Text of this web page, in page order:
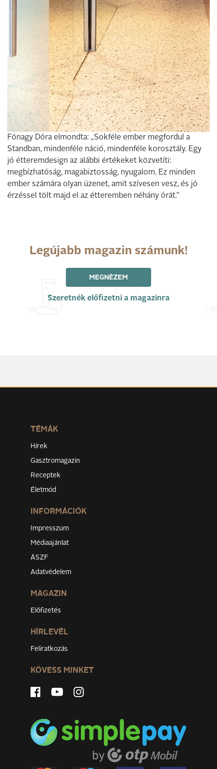
Fónagy Dóra elmondta: „Sokféle ember megfordul a
Standban, mindenféle náció, mindenféle korosztály. Egy
jó étteremdesign az alábbi értékeket közvetíti:
megbízhatóság, magabiztosság, nyugalom. Ez minden
ember számára olyan üzenet, amit szívesen vesz, és jó
érzéssel tölt majd el az étteremben néhány órát.”
Legújabb magazin számunk!
MEGNÉZEM
Szeretnék előfizetni a magazinra
TÉMÁK
Hírek
Gasztromagazin
Receptek
Életmód
INFORMÁCIÓK
Impresszum
Médiaajánlat
ÁSZF
Adatvédelem
MAGAZIN
Előfizetés
HÍRLEVÉL
Feliratkozás
KÖVESS MINKET